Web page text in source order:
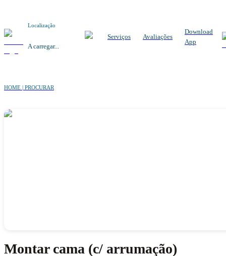
Localização
A carregar...
Serviços Avaliações
Download
App
HOME | PROCURAR
Montar cama (c/ arrumação)